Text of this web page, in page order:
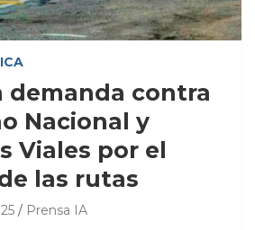
demanda contra
Nacional y
Viales por el
las rutas
Prensa IA